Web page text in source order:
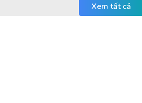
Xem tất cả